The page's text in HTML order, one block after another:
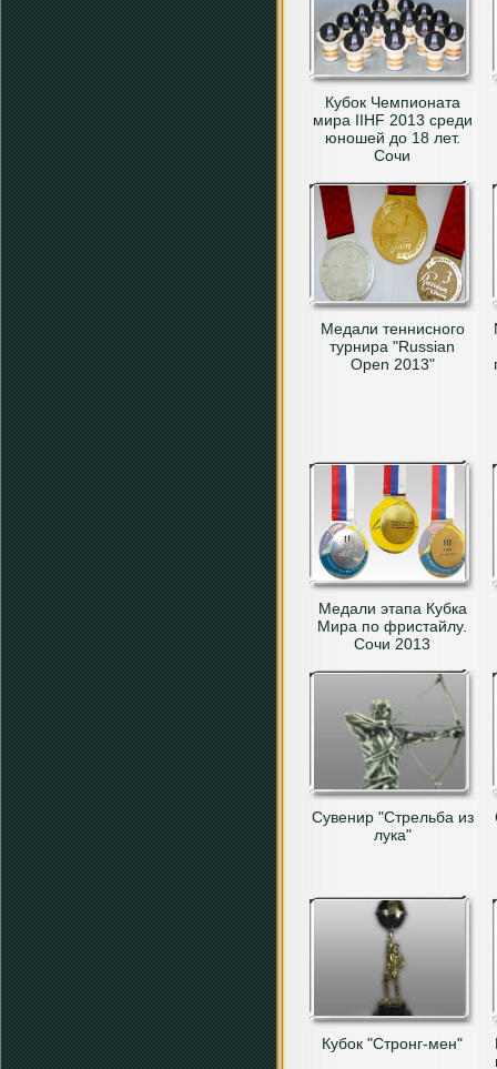
Кубок Чемпионата
мира IIHF 2013 среди
юношей до 18 лет.
Сочи
Медали теннисного
турнира "Russian
Open 2013"
Медали этапа Кубка
Мира по фристайлу.
Сочи 2013
Сувенир "Стрельба из
лука"
Кубок "Стронг-мен"